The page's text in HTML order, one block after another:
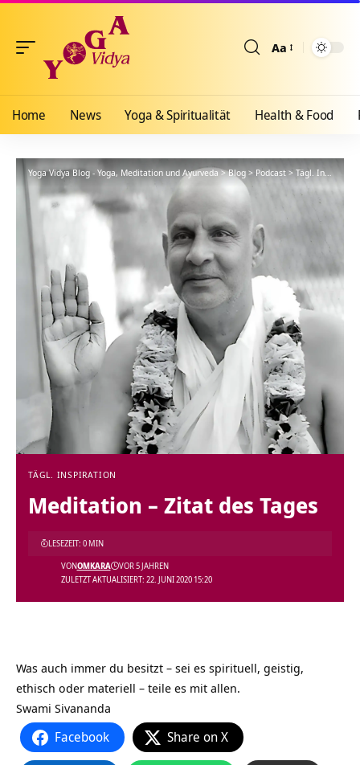
Aa
Home News Yoga & Spiritualität Health & Food
Yoga Vidya Blog - Yoga, Meditation und Ayurveda>Blog > Podcast> Tägl. Inspiration
TÄGL. INSPIRATION
Meditation – Zitat des Tages
ZULETZT AKTUALISIERT: 22. JUNI 2020 15:20
VONOMKARA VOR 5 JAHREN
LESEZEIT: 0 MIN
Was auch immer du besitzt – sei es spirituell, geistig,
ethisch oder materiell – teile es mit allen.
Swami Sivananda
Facebook Share on X